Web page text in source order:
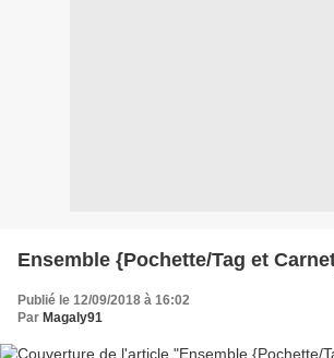
Ensemble {Pochette/Tag et
Publié le 12/09/2018 à 16:02
Par Magaly91